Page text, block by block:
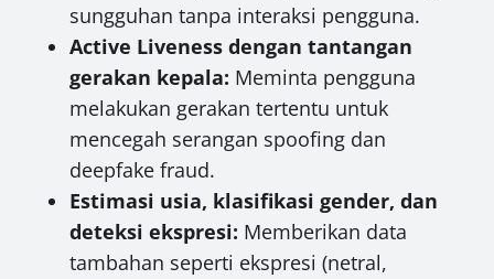
sungguhan tanpa interaksi pengguna.
Active Liveness dengan tantangan
gerakan kepala: Meminta pengguna
melakukan gerakan tertentu untuk
mencegah serangan spoofing dan
deepfake fraud.
Estimasi usia, klasifikasi gender, dan
deteksi ekspresi: Memberikan data
tambahan seperti ekspresi (netral,